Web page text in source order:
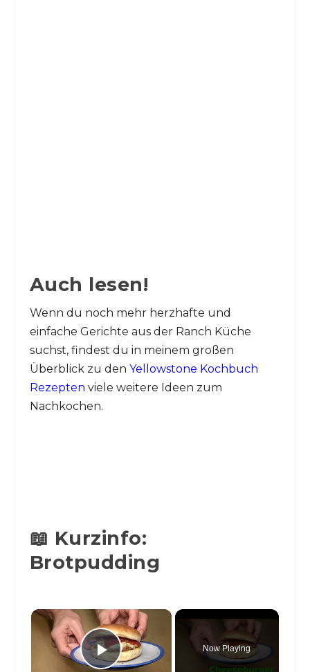
Auch lesen!
Wenn du noch mehr herzhafte und
einfache Gerichte aus der Ranch Küche
suchst, findest du in meinem großen
Überblick zu den Yellowstone Kochbuch
Rezepten viele weitere Ideen zum
Nachkochen.
📖 Kurzinfo:
Brotpudding
×
Now Playing